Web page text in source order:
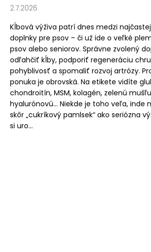
2.7.2026
Kĺbová výživa patrí dnes medzi
doplnky pre psov – či už ide o veľké
psov alebo seniorov. Správne zvolený
odľahčiť kĺby, podporiť regeneráciu
pohyblivosť a spomaliť rozvoj artrózy.
ponuka je obrovská. Na etikete vidíte
chondroitín, MSM, kolagén, zelenú
hyalurónovú… Niekde je toho veľa, inde
skôr „cukríkový pamlsek“ ako seriózna
si uro...